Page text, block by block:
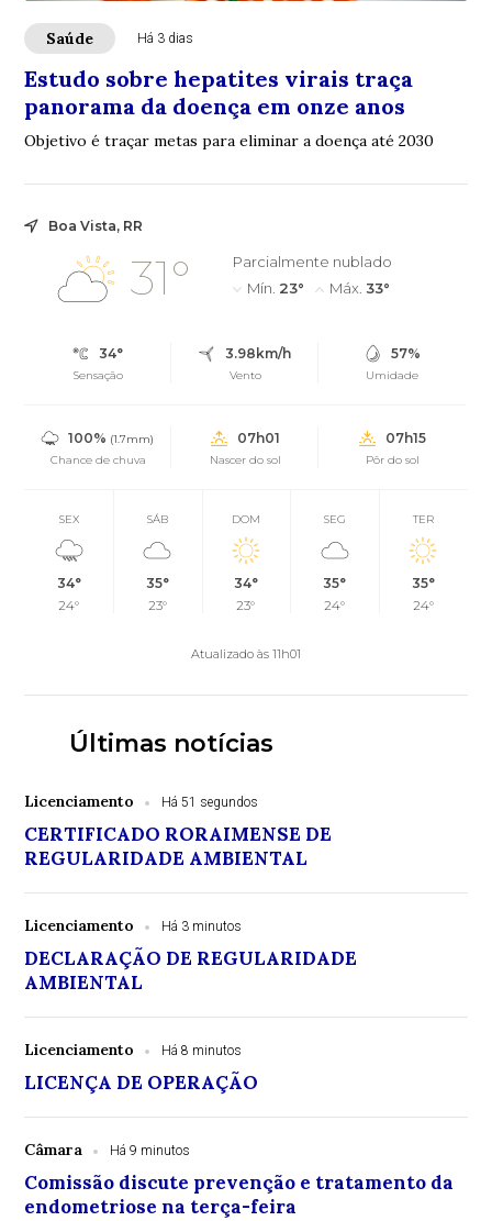
Saúde Há 3 dias
Estudo sobre hepatites virais traça
panorama da doença em onze anos
Objetivo é traçar metas para eliminar a doença até 2030
Boa Vista, RR
31°
Parcialmente nublado
Mín. 23° Máx. 33°
34°
Sensação
3.98km/h
Vento
57%
Umidade
100% (1.7mm)
Chance de chuva
07h01
Nascer do sol
07h15
Pôr do sol
SEX
34°
24°
SÁB
35°
23°
DOM
34°
23°
SEG
35°
24°
TER
35°
24°
Atualizado às 11h01
Últimas notícias
Licenciamento Há 51 segundos
CERTIFICADO RORAIMENSE DE
REGULARIDADE AMBIENTAL
Licenciamento Há 3 minutos
DECLARAÇÃO DE REGULARIDADE
AMBIENTAL
Licenciamento Há 8 minutos
LICENÇA DE OPERAÇÃO
Câmara Há 9 minutos
Comissão discute prevenção e tratamento da
endometriose na terça-feira